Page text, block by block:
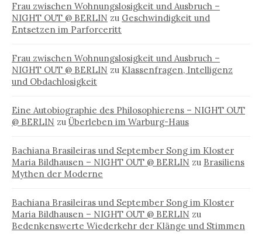
Frau zwischen Wohnungslosigkeit und Ausbruch –
NIGHT OUT @ BERLIN zu Geschwindigkeit und
Entsetzen im Parforceritt
Frau zwischen Wohnungslosigkeit und Ausbruch –
NIGHT OUT @ BERLIN zu Klassenfragen, Intelligenz
und Obdachlosigkeit
Eine Autobiographie des Philosophierens – NIGHT OUT
@ BERLIN zu Überleben im Warburg-Haus
Bachiana Brasileiras und September Song im Kloster
Maria Bildhausen – NIGHT OUT @ BERLIN zu Brasiliens
Mythen der Moderne
Bachiana Brasileiras und September Song im Kloster
Maria Bildhausen – NIGHT OUT @ BERLIN zu
Bedenkenswerte Wiederkehr der Klänge und Stimmen